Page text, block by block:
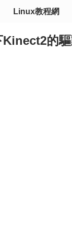
Linux教程網
Kinect2的